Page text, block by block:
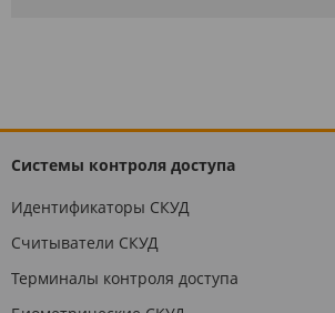
Системы контроля доступа
Идентификаторы СКУД
Считыватели СКУД
Терминалы контроля доступа